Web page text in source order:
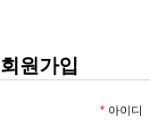
회원가입
* 아이디